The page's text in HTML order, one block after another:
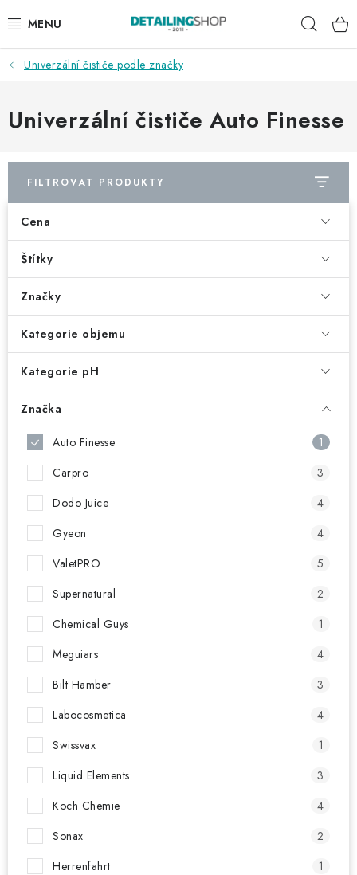
na
AKCE
NOVINKY
DÁRKOVÉ SADY A POUKAZY
ČLÁNKY
NAŠE SLUŽBY
KONTAKTY
PRODÁVANÉ ZNAČKY
BYDLENÍ
Věrnostní program
Podmínky ochrany osobních údajů
Univerzální čističe podle značky
Univerzální čističe Auto Finesse
FILTROVAT PRODUKTY
Cena
Štítky
Značky
Kategorie objemu
Kategorie pH
Značka
Auto Finesse
1
Carpro
3
Dodo Juice
4
Gyeon
4
ValetPRO
5
Supernatural
2
Chemical Guys
1
Meguiars
4
Bilt Hamber
3
Labocosmetica
4
Swissvax
1
Liquid Elements
3
Koch Chemie
4
Sonax
2
Herrenfahrt
1